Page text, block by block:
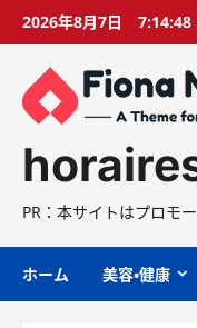
プ
2026年8月7日 7:14:49
PR：本サイトはプロモ
ホーム 美容・健康